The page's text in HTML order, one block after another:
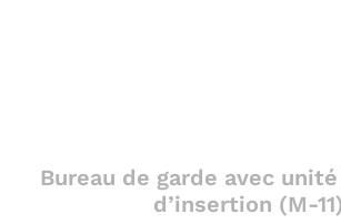
Bureau de garde avec
d’insertion (M-11)